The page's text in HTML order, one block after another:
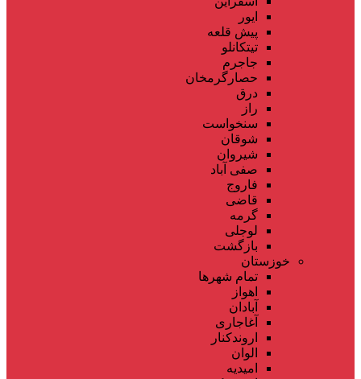
ایور
پیش قلعه
تیتکانلو
جاجرم
حصارگرمخان
درق
راز
سنخواست
شوقان
شیروان
صفی آباد
فاروج
قاضی
گرمه
لوجلی
بازگشت
خوزستان
تمام شهر‌ها
اهواز
آبادان
آغاجاری
اروندکنار
الوان
امیدیه